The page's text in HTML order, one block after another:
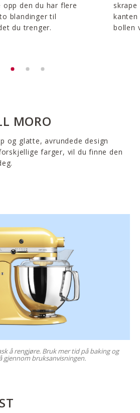
opp den du har flere
blandinger til
du trenger.
bollen
MORO
og glatte, avrundede design
farger, vil du finne den
å rengjøre. Bruk mer tid på baking og
gjennom bruksanvisningen.